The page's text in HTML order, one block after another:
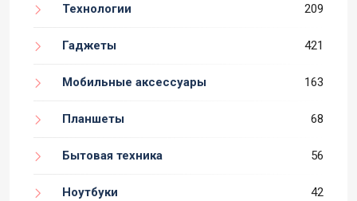
Технологии 209
Гаджеты 421
Мобильные аксессуары 163
Планшеты 68
Бытовая техника 56
Ноутбуки 42